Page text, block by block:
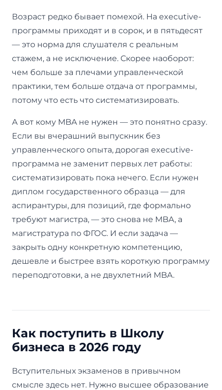
Возраст редко бывает помехой. На executive-
программы приходят и в сорок, и в пятьдесят
— это норма для слушателя с реальным
стажем, а не исключение. Скорее наоборот:
чем больше за плечами управленческой
практики, тем больше отдача от программы,
потому что есть что систематизировать.
А вот кому MBA не нужен — это понятно сразу.
Если вы вчерашний выпускник без
управленческого опыта, дорогая executive-
программа не заменит первых лет работы:
систематизировать пока нечего. Если нужен
диплом государственного образца — для
аспирантуры, для позиций, где формально
требуют магистра, — это снова не MBA, а
магистратура по ФГОС. И если задача —
закрыть одну конкретную компетенцию,
дешевле и быстрее взять короткую программу
переподготовки, а не двухлетний MBA.
Как поступить в Школу
бизнеса в 2026 году
Вступительных экзаменов в привычном
смысле здесь нет. Нужно высшее образование